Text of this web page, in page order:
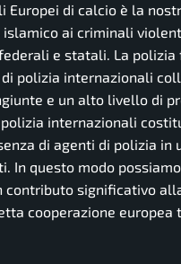
Europei di calcio è la
ai criminali
e statali. La
polizia internazionali
e un alto livello di
internazionali
di agenti di polizia
questo modo
significativo
cooperazione